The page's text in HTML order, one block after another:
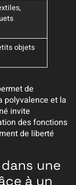
objets
de
polyvalence et la
invite
des fonctions
de liberté
une
à un